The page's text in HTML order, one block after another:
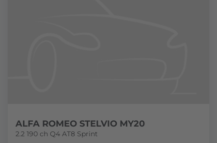
ALFA ROMEO STELVIO MY20
2.2 190 ch Q4 AT8 Sprint